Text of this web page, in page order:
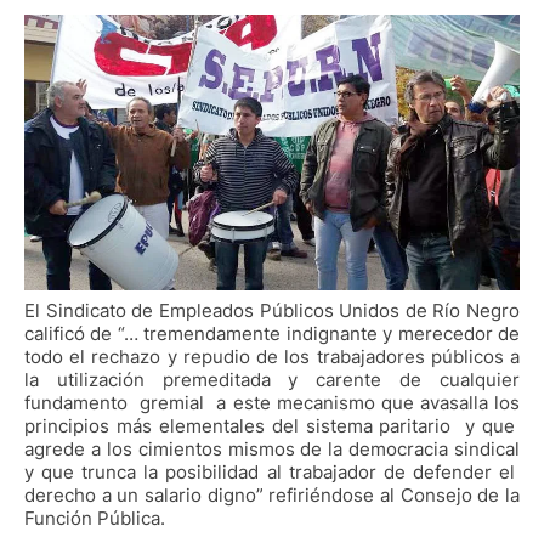
El Sindicato de Empleados Públicos Unidos de Río Negro
calificó de “… tremendamente indignante y merecedor de
todo el rechazo y repudio de los trabajadores públicos a
la utilización premeditada y carente de cualquier
fundamento gremial a este mecanismo que avasalla los
principios más elementales del sistema paritario y que
agrede a los cimientos mismos de la democracia sindical
y que trunca la posibilidad al trabajador de defender el
derecho a un salario digno” refiriéndose al Consejo de la
Función Pública.